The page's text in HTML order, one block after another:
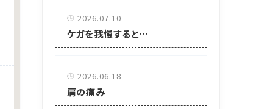
2026.07.10
ケガを我慢すると…
2026.06.18
肩の痛み